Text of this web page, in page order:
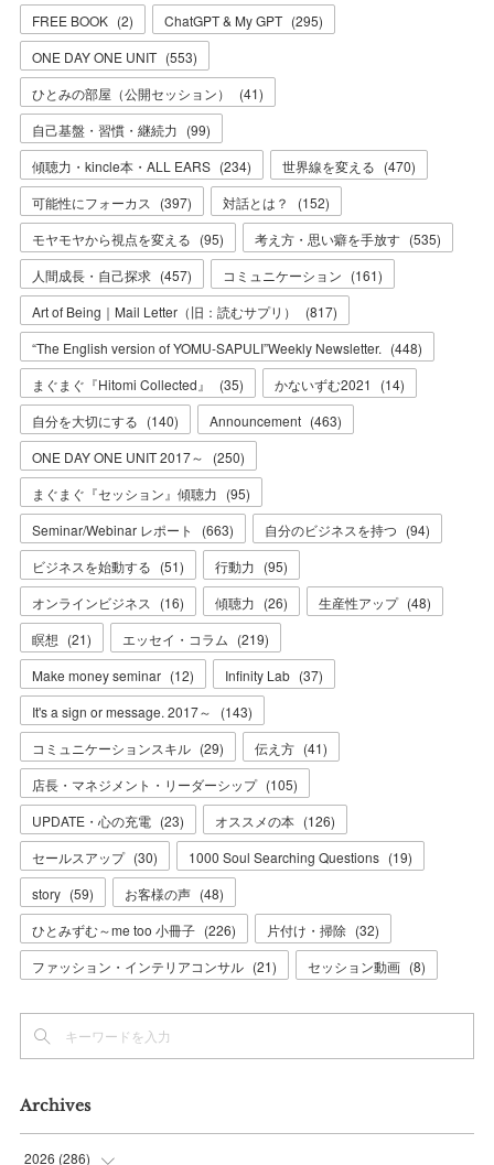
FREE BOOK (2) ChatGPT & My GPT (295)
ONE DAY ONE UNIT (553)
ひとみの部屋（公開セッション）
(41)
自己基盤・習慣・継続力 (99)
傾聴力・kincle本・ALL EARS (234) 世界線を変える (470)
可能性にフォーカス
(397) 対話とは？ (152)
モヤモヤから視点を変える (95) 考え方・思い癖を手放す (535)
人間成長・自己探求 (457) コミュニケーション (161)
Art of Being｜Mail Letter（旧：読むサプリ）
(817)
“The English version of YOMU-SAPULI”Weekly Newsletter. (448)
まぐまぐ『Hitomi Collected』
(35) かないずむ2021 (14)
自分を大切にする (140) Announcement (463)
ONE DAY ONE UNIT 2017～
(250)
まぐまぐ『セッション』傾聴力 (95)
Seminar/Webinar レポート
(663) 自分のビジネスを持つ (94)
ビジネスを始動する (51) 行動力 (95)
オンラインビジネス
(16) 傾聴力 (26) 生産性アップ (48)
瞑想 (21) エッセイ・コラム (219)
Make money seminar (12) Infinity Lab (37)
It's a sign or message. 2017～
(143)
コミュニケーションスキル (29) 伝え方 (41)
店長・マネジメント・リーダーシップ (105)
UPDATE・心の充電 (23) オススメの本 (126)
セールスアップ (30) 1000 Soul Searching Questions (19)
story (59) お客様の声 (48)
ひとみずむ～me too 小冊子 (226) 片付け・掃除 (32)
ファッション・インテリアコンサル (21) セッション動画 (8)
Archives
2026 (286)